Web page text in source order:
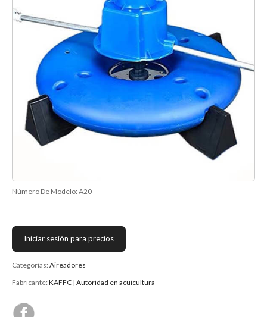
Número De Modelo: A20
Iniciar sesión para precios
Categorías: Aireadores
Fabricante: KAFFC | Autoridad en acuicultura